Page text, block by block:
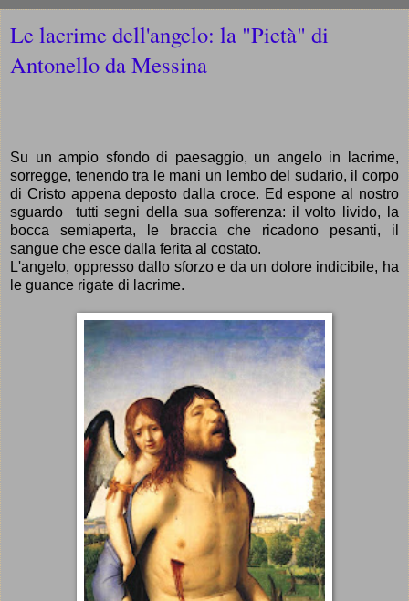
Le lacrime dell'angelo: la "Pietà" di
Antonello da Messina
Su un ampio sfondo di paesaggio, un angelo in lacrime,
sorregge, tenendo tra le mani un lembo del sudario, il corpo
di Cristo appena deposto dalla croce. Ed espone al nostro
sguardo tutti segni della sua sofferenza: il volto livido, la
bocca semiaperta, le braccia che ricadono pesanti, il
sangue che esce dalla ferita al costato.
L'angelo, oppresso dallo sforzo e da un dolore indicibile, ha
le guance rigate di lacrime.